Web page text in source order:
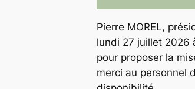
Pierre MOREL,
lundi 27 juillet 2026
pour proposer la
merci au personnel